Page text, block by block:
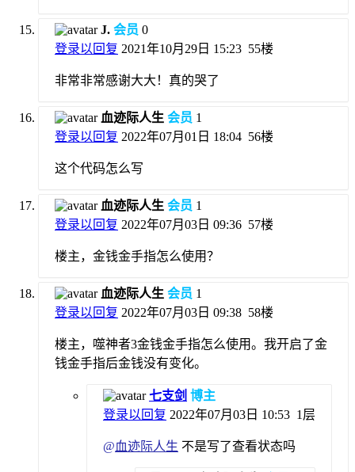
J. 会员 0
登录以回复 2021年10月29日 15:23 55楼
非常非常感谢大大！真的哭了
血迹际人生 会员 1
登录以回复 2022年07月01日 18:04 56楼
这个代码怎么写
血迹际人生 会员 1
登录以回复 2022年07月03日 09:36 57楼
楼主，金钱金手指怎么使用？
血迹际人生 会员 1
登录以回复 2022年07月03日 09:38 58楼
楼主，噬神者3金钱金手指怎么使用。我开启了金
钱金手指后金钱没有变化。
七支剑 博主
登录以回复 2022年07月03日 10:53 1层
@血迹际人生 不是写了查看状态吗